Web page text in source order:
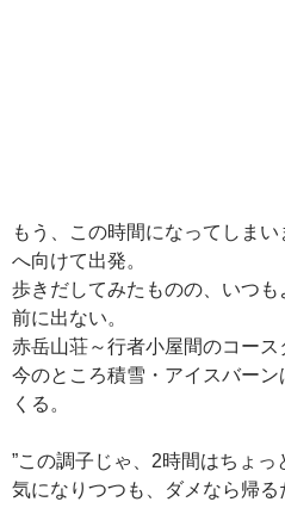
もう、この時間になってしま
へ向けて出発。
歩きだしてみたものの、いつ
前に出ない。
赤岳山荘～行者小屋間のコース
今のところ積雪・アイスバー
くる。
”この調子じゃ、2時間はちょ
気になりつつも、ダメなら帰る